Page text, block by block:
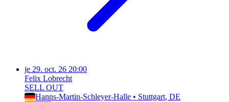
je 29. oct. 26 20:00
Felix Lobrecht
SELL OUT
Hanns-Martin-Schleyer-Halle • Stuttgart, DE